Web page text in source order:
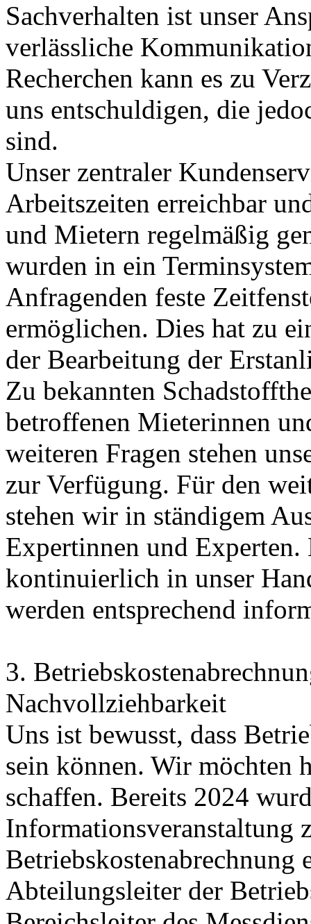
Sachverhalten ist unser
verlässliche
Recherchen kann es zu
uns entschuldigen, die
sind.
Unser zentraler
Arbeitszeiten erreichbar
und Mietern regelmäßig
wurden in ein
Anfragenden feste
ermöglichen. Dies hat zu
der Bearbeitung der
Zu bekannten
betroffenen Mieterinnen
weiteren Fragen stehen
zur Verfügung. Für den
stehen wir in ständigem
Expertinnen und
kontinuierlich in unser
werden entsprechend
3.
Nachvollziehbarkeit
Uns ist bewusst, dass
sein können. Wir möchten
schaffen. Bereits 2024
Informationsveranstaltung
Betriebskostenabrechnung
Abteilungsleiter der